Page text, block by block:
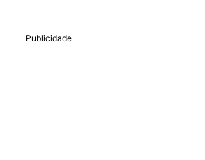
Publicidade